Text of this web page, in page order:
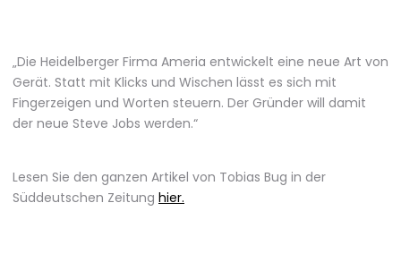
„Die Heidelberger Firma Ameria entwickelt eine neue Art von
Gerät. Statt mit Klicks und Wischen lässt es sich mit
Fingerzeigen und Worten steuern. Der Gründer will damit
der neue Steve Jobs werden.“
Lesen Sie den ganzen Artikel von Tobias Bug in der
Süddeutschen Zeitung hier.